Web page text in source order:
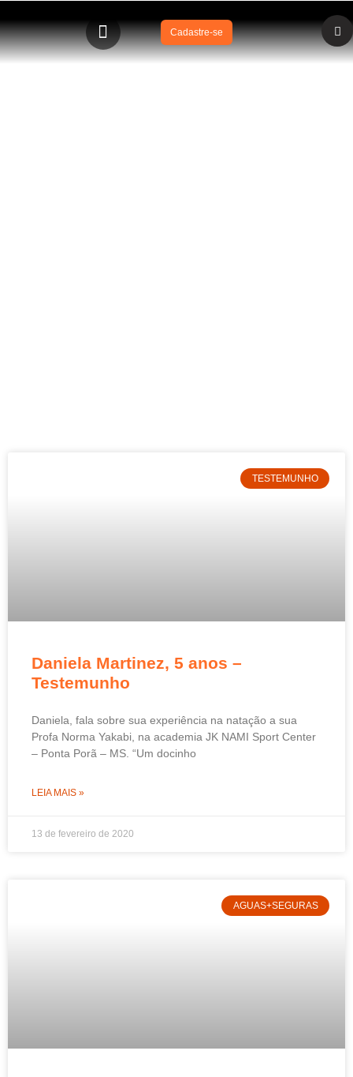
Cadastre-se
TESTEMUNHO
Daniela Martinez, 5 anos –
Testemunho
Daniela, fala sobre sua experiência na natação a sua
Profa Norma Yakabi, na academia JK NAMI Sport Center
– Ponta Porã – MS. “Um docinho
LEIA MAIS »
13 de fevereiro de 2020
AGUAS+SEGURAS